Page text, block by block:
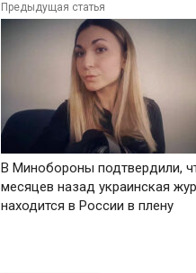
Предыдущая статья
В Минобороны подтвердили,
месяцев назад украинская
находится в России в плену